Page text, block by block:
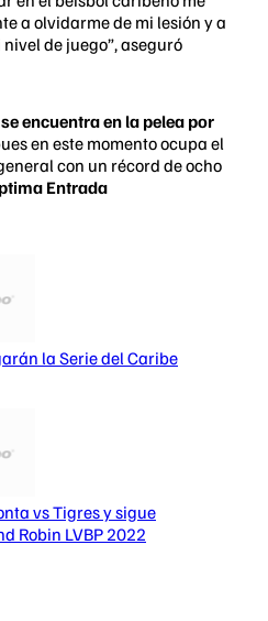
a olvidarme de mi lesión y a
de juego”, aseguró
encuentra en la pelea por
en este momento ocupa el
con un récord de ocho
Entrada
la Serie del Caribe
vs Tigres y sigue
Robin LVBP 2022